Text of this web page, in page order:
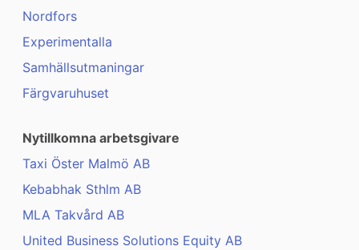
Nordfors
Experimentalla
Samhällsutmaningar
Färgvaruhuset
Nytillkomna arbetsgivare
Taxi Öster Malmö AB
Kebabhak Sthlm AB
MLA Takvård AB
United Business Solutions Equity AB